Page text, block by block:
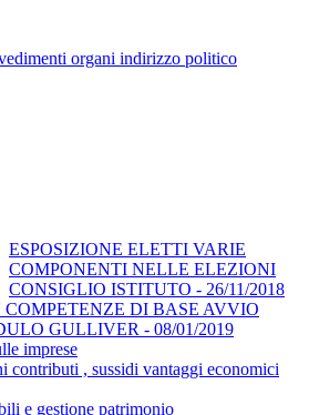
organi indirizzo politico
ESPOSIZIONE ELETTI VARIE
COMPONENTI NELLE ELEZIONI
CONSIGLIO ISTITUTO - 26/11/2018
COMPETENZE DI BASE AVVIO
GULLIVER - 08/01/2019
imprese
contributi , sussidi vantaggi economici
e gestione patrimonio